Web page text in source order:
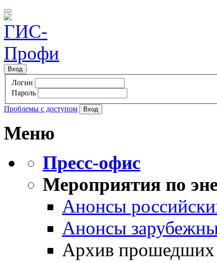
Вход
Логин
Пароль
Проблемы с доступом
Меню
Пресс-офис
Мероприятия по
Анонсы
Анонсы
Архив прошедших